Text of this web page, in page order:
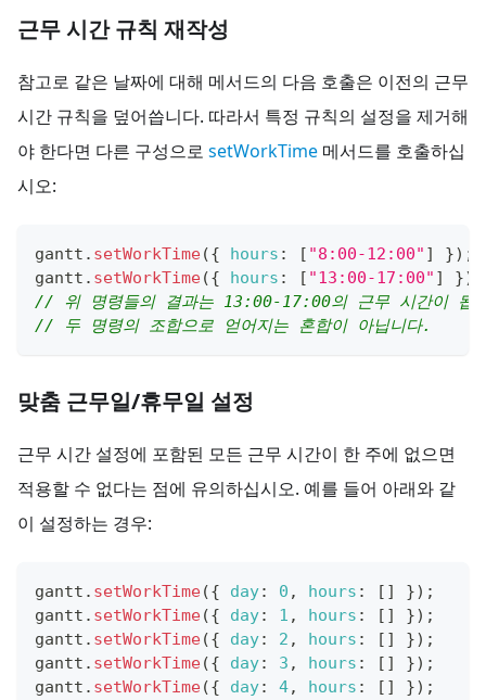
근무 시간 규칙 재작성
참고로 같은 날짜에 대해 메서드의 다음 호출은 이전의 근무
시간 규칙을 덮어씁니다. 따라서 특정 규칙의 설정을 제거해
야 한다면 다른 구성으로 setWorkTime 메서드를 호출하십
시오:
gantt . setWorkTime({ hours : [ "8:00-12:00" ] }) ;
gantt . setWorkTime({ hours : [ "13:00-17:00" ] })
// 위 명령들의 결과는 13:00-17:00의 근무 시간이 됩
// 두 명령의 조합으로 얻어지는 혼합이 아닙니다.
맞춤 근무일/휴무일 설정
근무 시간 설정에 포함된 모든 근무 시간이 한 주에 없으면
적용할 수 없다는 점에 유의하십시오. 예를 들어 아래와 같
이 설정하는 경우:
gantt . setWorkTime({ day: 0 , hours : [ ] }) ;
gantt . setWorkTime({ day: 1 , hours : [ ] }) ;
gantt . setWorkTime({ day: 2 , hours : [ ] }) ;
gantt . setWorkTime({ day: 3 , hours : [ ] }) ;
gantt . setWorkTime({ day: 4, hours : [ ] }) ;